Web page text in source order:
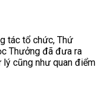
tác tổ chức, Thứ
Thưởng đã đưa ra
cũng như quan điểm